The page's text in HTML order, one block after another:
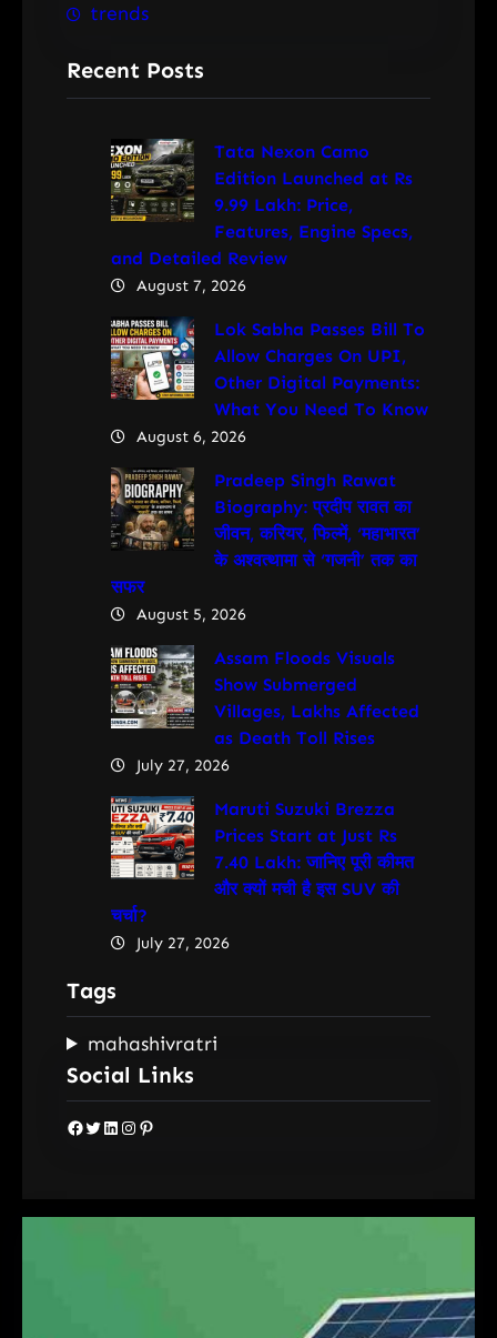
trends
Recent Posts
Tata Nexon Camo
Edition Launched at Rs
9.99 Lakh: Price,
Features, Engine Specs,
and Detailed Review
August 7, 2026
Lok Sabha Passes Bill To
Allow Charges On UPI,
Other Digital Payments:
What You Need To Know
August 6, 2026
Pradeep Singh Rawat
Biography: प्रदीप रावत का
जीवन, करियर, फिल्में, ‘महाभारत’
के अश्वत्थामा से ‘गजनी’ तक का
सफर
August 5, 2026
Assam Floods Visuals
Show Submerged
Villages, Lakhs Affected
as Death Toll Rises
July 27, 2026
Maruti Suzuki Brezza
Prices Start at Just Rs
7.40 Lakh: जानिए पूरी कीमत
और क्यों मची है इस SUV की
चर्चा?
July 27, 2026
Tags
mahashivratri
Social Links
Facebook Twitter LinkedIn Instagram Pinterest